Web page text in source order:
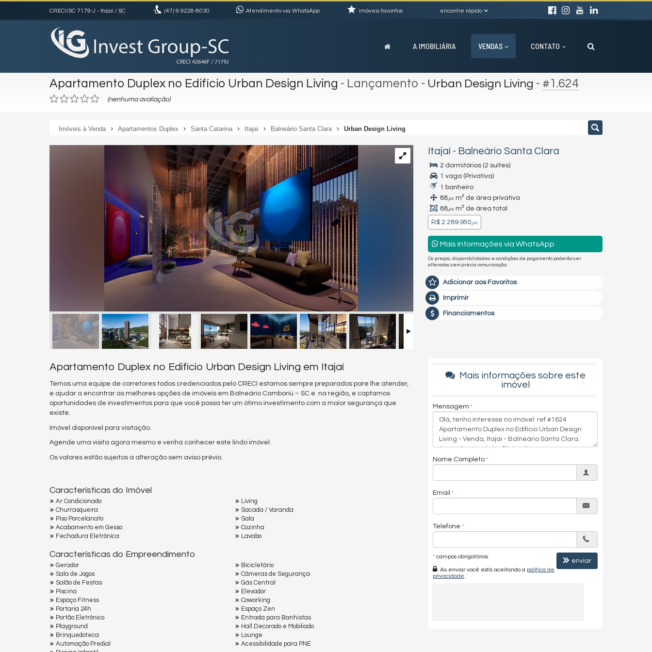
CRECI/SC 7179-J - Itajaí / SC (47) 9.9228-8030 Atendimento via WhatsApp encontre rápido
imóveis favoritos
A IMOBILIÁRIA VENDAS CONTATO
Apartamento Duplex no Edifício Urban Design Living - Lançamento - Urban Design Living - #1.624
(nenhuma avaliação)
Imóveis à Venda Apartamentos Duplex Santa Catarina Itajaí Balneário Santa Clara Urban Design Living
Itajaí - Balneário Santa Clara
2 dormitórios (2 suítes)
1 vaga (Privativa)
1 banheiro
88,00 m² de área privativa
88,00 m² de área total
R$ 2.289.950,00
Mais Informações via WhatsApp
Os preços, disponibilidades e condições de pagamento poderão ser
alterados sem prévia comunicação.
Adicionar aos Favoritos
Imprimir
Financiamentos
Apartamento Duplex no Edifício Urban Design Living em Itajaí
Temos uma equipe de corretores todos credenciados pelo CRECI estamos sempre preparados pare lhe atender,
e ajudar a encontrar as melhores opções de imóveis em Balneário Camboriú – SC e na região, e captamos
oportunidades de investimentos para que você possa ter um ótimo investimento com a maior segurança que
existe.
Imóvel disponível para visitação.
Agende uma visita agora mesmo e venha conhecer este lindo imóvel.
Os valores estão sujeitos a alteração sem aviso prévio.
Características do Imóvel
Ar Condicionado
Churrasqueira
Piso Porcelanato
Acabamento em Gesso
Fechadura Eletrônica
Living
Sacada / Varanda
Sala
Cozinha
Lavabo
Características do Empreendimento
Gerador
Sala de Jogos
Salão de Festas
Piscina
Espaço Fitness
Portaria 24h
Portão Eletrônico
Playground
Brinquedoteca
Automação Predial
Bicicletário
Câmeras de Segurança
Gás Central
Elevador
Coworking
Espaço Zen
Entrada para Banhistas
Hall Decorado e Mobiliado
Lounge
Acessibilidade para PNE
Mais informações sobre este
imóvel
Mensagem
Nome Completo
Email
Telefone
* campos obrigatórios
Ao enviar você está aceitando a política de
privacidade
enviar